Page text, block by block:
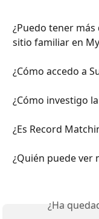
¿Puedo tener
sitio familiar en
¿Cómo accedo a
¿Cómo investigo
¿Es Record
¿Quién puede ver
¿Ha